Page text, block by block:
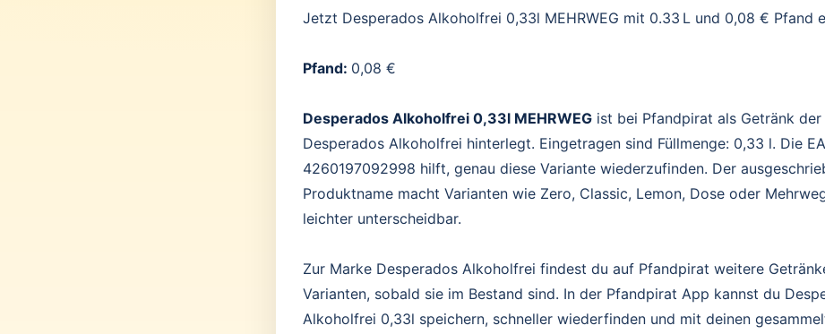
Jetzt Desperados Alkoholfrei 0,33l MEHRWEG mit 0.33 L und 0,08 € Pfand
Pfand: 0,08 €
Desperados Alkoholfrei 0,33l MEHRWEG ist bei Pfandpirat als Getränk der
Desperados Alkoholfrei hinterlegt. Eingetragen sind Füllmenge: 0,33 l. Die
4260197092998 hilft, genau diese Variante wiederzufinden. Der
Produktname macht Varianten wie Zero, Classic, Lemon, Dose oder
leichter unterscheidbar.
Zur Marke Desperados Alkoholfrei findest du auf Pfandpirat weitere
Varianten, sobald sie im Bestand sind. In der Pfandpirat App kannst du
Alkoholfrei 0,33l speichern, schneller wiederfinden und mit deinen